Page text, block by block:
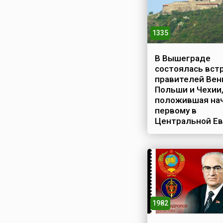
1335
В Вышеграде
состоялась
правителей
Польши и Чехии,
положившая
первому в
Центральной
военно-
На протяжении
столетий Вышеград
являлся центром
венгерского
Здесь епископы
короновали
принцев,
1982